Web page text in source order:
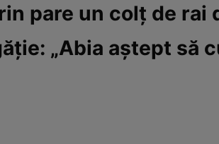
pare un colț de rai
„Abia aștept să